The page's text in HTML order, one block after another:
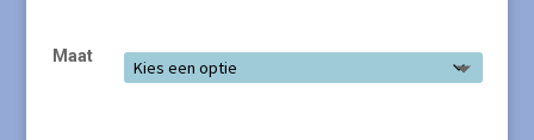
Maat